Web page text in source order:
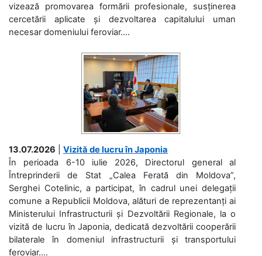
vizează promovarea formării profesionale, susținerea
cercetării aplicate și dezvoltarea capitalului uman
necesar domeniului feroviar....
13.07.2026
Vizită de lucru în Japonia
În perioada 6-10 iulie 2026, Directorul general al
Întreprinderii de Stat „Calea Ferată din Moldova”,
Serghei Cotelinic, a participat, în cadrul unei delegații
comune a Republicii Moldova, alături de reprezentanți ai
Ministerului Infrastructurii și Dezvoltării Regionale, la o
vizită de lucru în Japonia, dedicată dezvoltării cooperării
bilaterale în domeniul infrastructurii și transportului
feroviar....